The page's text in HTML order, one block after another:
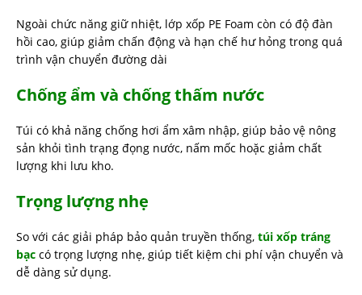
Ngoài chức năng giữ nhiệt, lớp xốp PE Foam còn có độ đàn
hồi cao, giúp giảm chấn động và hạn chế hư hỏng trong quá
trình vận chuyển đường dài
Chống ẩm và chống thấm nước
Túi có khả năng chống hơi ẩm xâm nhập, giúp bảo vệ nông
sản khỏi tình trạng đọng nước, nấm mốc hoặc giảm chất
lượng khi lưu kho.
Trọng lượng nhẹ
So với các giải pháp bảo quản truyền thống, túi xốp tráng
bạc có trọng lượng nhẹ, giúp tiết kiệm chi phí vận chuyển và
dễ dàng sử dụng.